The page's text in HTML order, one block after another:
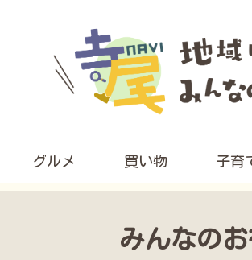
グルメ 買い物 子育
みんなの